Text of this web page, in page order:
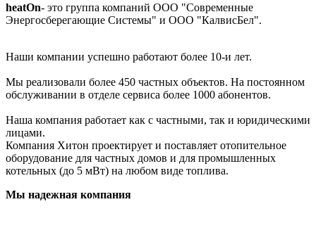
heatOn- это группа компаний ООО "Современные
Энергосберегающие Системы" и ООО "КалвисБел".
Наши компании успешно работают более 10-и лет.
Мы реализовали более 450 частных объектов. На постоянном
обслуживании в отделе сервиса более 1000 абонентов.
Наша компания работает как с частными, так и юридическими
лицами.
Компания Хитон проектирует и поставляет отопительное
оборудование для частных домов и для промышленных
котельных (до 5 мВт) на любом виде топлива.
Мы надежная компания